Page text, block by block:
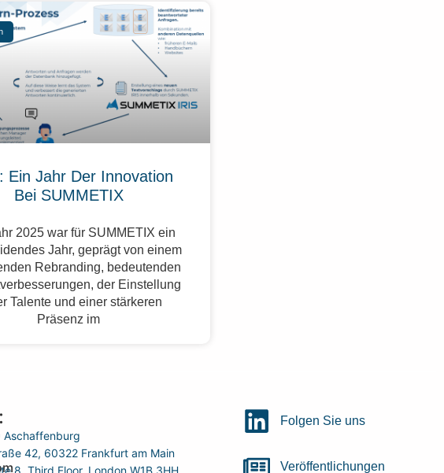
Ein Jahr Der Innovation
Bei SUMMETIX
2025 war für SUMMETIX ein
Jahr, geprägt von einem
Rebranding, bedeutenden
der Einstellung
Talente und einer stärkeren
Präsenz im
Aschaffenburg
42, 60322 Frankfurt am Main
Folgen Sie uns
Veröffentlichungen